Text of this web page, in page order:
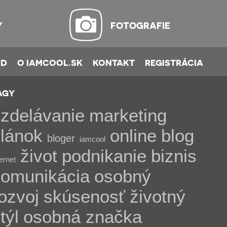
FOTOGRAFIE
O IAMCOOL.SK KONTAKT REGISTRÁCIA
marketing
bloger iamcool online blog
život podnikanie biznis
osobný
skúsenosť životný
osobná značka